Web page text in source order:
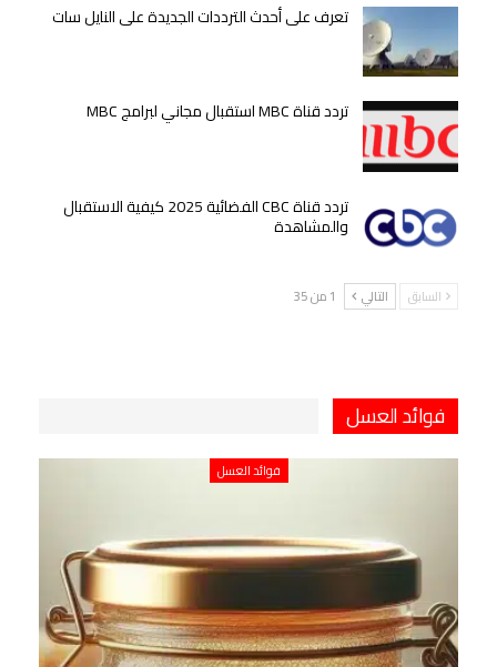
تعرف على أحدث الترددات الجديدة على النايل سات
تردد قناة MBC استقبال مجاني لبرامج MBC
تردد قناة CBC الفضائية 2025 كيفية الاستقبال
والمشاهدة
السابق التالي 1 من 35
فوائد العسل
فوائد العسل